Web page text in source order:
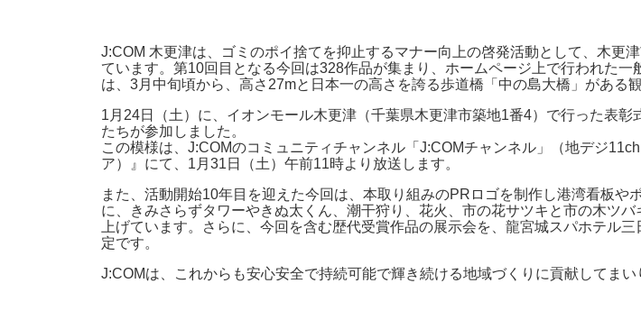
J:COM 木更津は、ゴミのポイ捨てを抑止するマナー向上の啓発活動として、木更
ています。第10回目となる今回は328作品が集まり、ホームページ上で行われた
は、3月中旬頃から、高さ27mと日本一の高さを誇る歩道橋「中の島大橋」がある
1月24日（土）に、イオンモール木更津（千葉県木更津市築地1番4）で行った表
たちが参加しました。
この模様は、J:COMのコミュニティチャンネル「J:COMチャンネル」（地デジ
ア）』にて、1月31日（土）午前11時より放送します。
また、活動開始10年目を迎えた今回は、本取り組みのPRロゴを制作し港湾看板
に、きみさらずタワーやきぬ太くん、潮干狩り、花火、市の花サツキと市の木ツ
上げています。さらに、今回を含む歴代受賞作品の展示会を、龍宮城スパホテル
定です。
J:COMは、これからも安心安全で持続可能で輝き続ける地域づくりに貢献してまい